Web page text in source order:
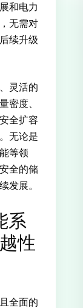
和电力
无需对
续升级
灵活的
密度、
全扩容
无论是
等领
全的储
发展。
系
性
全面的